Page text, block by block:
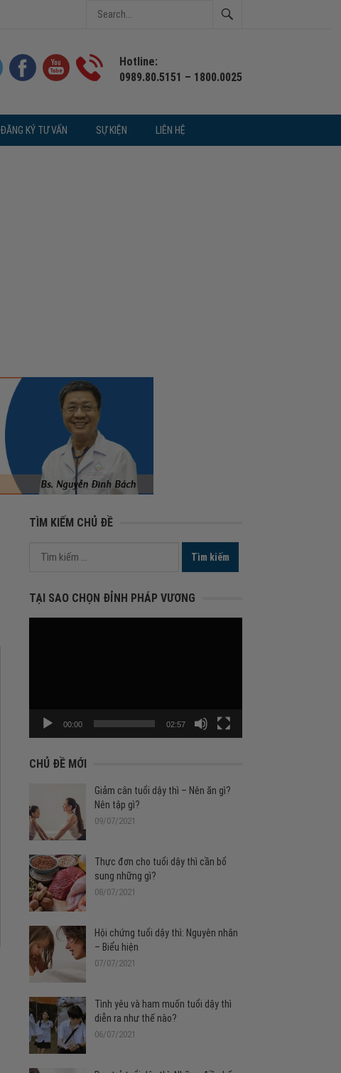
Hotline:
0989.80.5151 – 1800.0025
ĐĂNG KÝ TƯ VẤN SỰ KIỆN LIÊN HỆ
TÌM KIẾM CHỦ ĐỀ
Tìm
TẠI SAO CHỌN ĐỈNH PHÁP VƯƠNG
00:00 02:57
CHỦ ĐỀ MỚI
Giảm cân tuổi dậy thì – Nên ăn gì?
Nên tập gì?
09/07/2021
Thực đơn cho tuổi dậy thì cần bổ
sung những gì?
08/07/2021
Hội chứng tuổi dậy thì: Nguyên nhân
– Biểu hiện
07/07/2021
Tình yêu và ham muốn tuổi dậy thì
diễn ra như thế nào?
06/07/2021